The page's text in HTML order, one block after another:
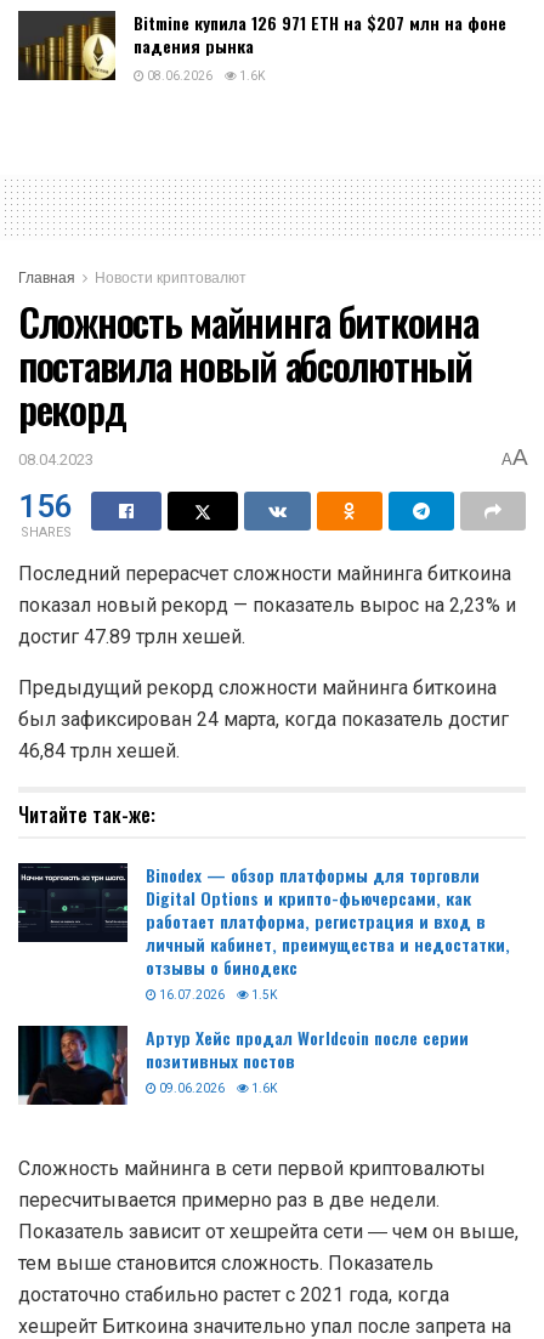
Bitmine купила 126 971 ETH на $207 млн на фоне
падения рынка
08.06.2026 1.6K
Главная Новости криптовалют
Сложность майнинга биткоина
поставила новый абсолютный
рекорд
08.04.2023 AA
156
SHARES
Последний перерасчет сложности майнинга биткоина
показал новый рекорд — показатель вырос на 2,23% и
достиг 47.89 трлн хешей.
Предыдущий рекорд сложности майнинга биткоина
был зафиксирован 24 марта, когда показатель достиг
46,84 трлн хешей.
Читайте так-же:
Binodex — обзор платформы для торговли
Digital Options и крипто-фьючерсами, как
работает платформа, регистрация и вход в
личный кабинет, преимущества и недостатки,
отзывы о бинодекс
16.07.2026 1.5K
Артур Хейс продал Worldcoin после серии
позитивных постов
09.06.2026 1.6K
Сложность майнинга в сети первой криптовалюты
пересчитывается примерно раз в две недели.
Показатель зависит от хешрейта сети ― чем он выше,
тем выше становится сложность. Показатель
достаточно стабильно растет с 2021 года, когда
хешрейт Биткоина значительно упал после запрета на